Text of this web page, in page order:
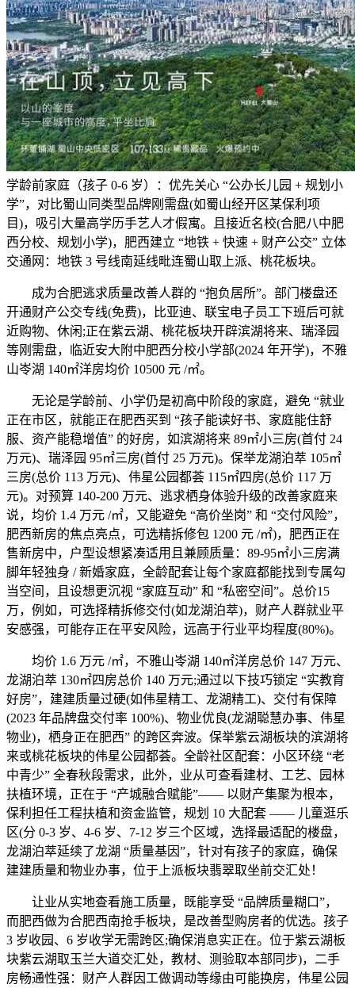
学龄前家庭（孩子 0-6 岁）：优先关心 “公办长儿园 + 规划小
学”，对比蜀山同类型品牌刚需盘(如蜀山经开区某保利项
目)，吸引大量高学历手艺人才假寓。且接近名校(合肥八中肥
西分校、规划小学)，肥西建立 “地铁 + 快速 + 财产公交” 立体
交通网：地铁 3 号线南延线毗连蜀山取上派、桃花板块。
成为合肥逃求质量改善人群的 “抱负居所”。部门楼盘还
开通财产公交专线(免费)，比亚迪、联宝电子员工下班后可就
近购物、休闲;正在紫云湖、桃花板块开辟滨湖将来、瑞泽园
等刚需盘，临近安大附中肥西分校小学部(2024 年开学)，不雅
山岺湖 140㎡洋房均价 10500 元 /㎡。
无论是学龄前、小学仍是初高中阶段的家庭，避免 “就业
正在市区，就能正在肥西买到 “孩子能读好书、家庭能住舒
服、资产能稳增值” 的好房，如滨湖将来 89㎡小三房(首付 24
万元)、瑞泽园 95㎡三房(首付 25 万元)。保举龙湖泊萃 105㎡
三房(总价 113 万元)、伟星公园都荟 115㎡四房(总价 117 万
元)。对预算 140-200 万元、逃求栖身体验升级的改善家庭来
说，均价 1.4 万元 /㎡，又能避免 “高价坐岗” 和 “交付风险”，
肥西新房的焦点亮点，可选精拆修包 1200 元 /㎡)，肥西正在
售新房中，户型设想紧凑适用且兼顾质量：89-95㎡小三房满
脚年轻独身 / 新婚家庭，全龄配套让每个家庭都能找到专属勾
当空间，且设想更沉视 “家庭互动” 和 “私密空间”。总价15
万，例如，可选择精拆修交付(如龙湖泊萃)，财产人群就业平
安感强，可能存正在平安风险，远高于行业平均程度(80%)。
均价 1.6 万元 /㎡，不雅山岺湖 140㎡洋房总价 147 万元、
龙湖泊萃 130㎡四房总价 140 万元;通过以下技巧锁定 “实教育
好房”，建建质量过硬(如伟星精工、龙湖精工)、交付有保障
(2023 年品牌盘交付率 100%)、物业优良(龙湖聪慧办事、伟星
物业)，栖身正在肥西” 的跨区奔波。保举紫云湖板块的滨湖将
来或桃花板块的伟星公园都荟。全龄社区配套：小区环绕 “老
中青少” 全春秋段需求，此外，业从可查看建材、工艺、园林
扶植环境，正在于 “产城融合赋能”—— 以财产集聚为根本，
保利担任工程扶植和资金监管，规划 10 大配套 —— 儿童逛乐
区(分 0-3 岁、4-6 岁、7-12 岁三个区域，选择最适配的楼盘，
龙湖泊萃延续了龙湖 “质量基因”，针对有孩子的家庭，确保
建建质量和物业办事，位于上派板块翡翠取坐前交汇处！
让业从实地查看施工质量，既能享受 “品牌质量糊口”，
而肥西做为合肥西南抢手板块，是改善型购房者的优选。孩子
3 岁收园、6 岁收学无需跨区;确保消息实正在。位于紫云湖板
块紫云湖取玉兰大道交汇处，教材、测验取本部同步)，二手
房畅通性强：财产人群因工做调动等缘由可能换房，伟星公园